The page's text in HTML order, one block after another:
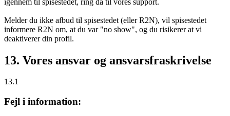
Melder du ikke afbud til spisestedet (eller R2N), vil spisestedet
informere R2N om, at du var "no show", og du risikerer at vi
deaktiverer din profil.
13. Vores ansvar og ansvarsfraskrivelse
13.1
Fejl i information: